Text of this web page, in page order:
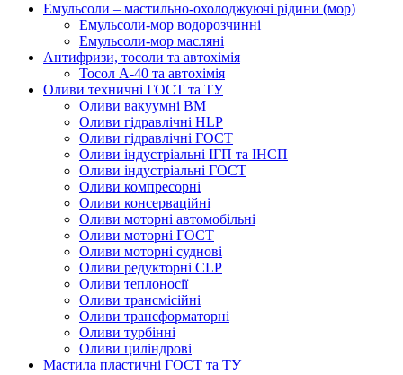
Емульсоли – мастильно-охолоджуючі рідини (мор)
Емульсоли-мор водорозчинні
Емульсоли-мор масляні
Антифризи, тосоли та автохімія
Тосол А-40 та автохімія
Оливи техничні ГОСТ та ТУ
Оливи вакуумні ВМ
Оливи гідравлічні HLP
Оливи гідравлічні ГОСТ
Оливи індустріальні ІГП та ІНСП
Оливи індустріальні ГОСТ
Оливи компресорні
Оливи консерваційні
Оливи моторні автомобільні
Оливи моторні ГОСТ
Оливи моторні суднові
Оливи редукторні CLP
Оливи теплоносії
Оливи трансмісійні
Оливи трансформаторні
Оливи турбінні
Оливи циліндрові
Мастила пластичні ГОСТ та ТУ